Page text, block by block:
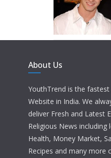
About Us
YouthTrend is the
Website in India. We
deliver Fresh and Latest
Religious News
Health, Money Market,
Recipes and many more